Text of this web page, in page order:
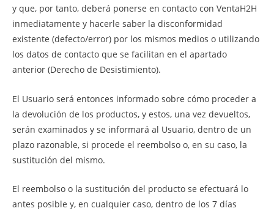
y que, por tanto, deberá ponerse en contacto con VentaH2H
inmediatamente y hacerle saber la disconformidad
existente (defecto/error) por los mismos medios o utilizando
los datos de contacto que se facilitan en el apartado
anterior (Derecho de Desistimiento).
El Usuario será entonces informado sobre cómo proceder a
la devolución de los productos, y estos, una vez devueltos,
serán examinados y se informará al Usuario, dentro de un
plazo razonable, si procede el reembolso o, en su caso, la
sustitución del mismo.
El reembolso o la sustitución del producto se efectuará lo
antes posible y, en cualquier caso, dentro de los 7 días